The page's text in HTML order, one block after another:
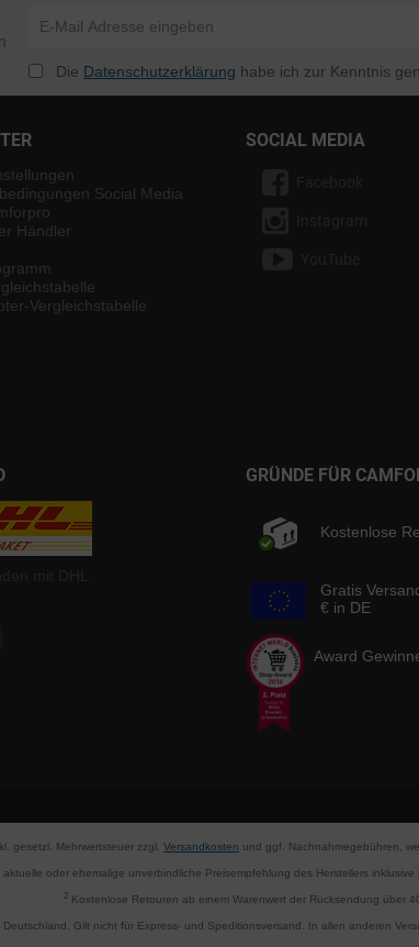
Die Datenschutzerklärung habe ich zur Kenntnis
Social Media
Händler
Vergleichstabelle
SOCIAL MEDIA
GRÜNDE FÜR
Kostenlose
Gratis
€ in DE
Award
gesetzl. Mehrwertsteuer zzgl. Versandkosten und ggf. Nachnahmegebühren,
aktuelle oder ehemalige unverbindliche Preisempfehlung des Herstellers inklusive
2Kostenlose Retouren ab einem Warenwert der Rücksendung über
Gilt nicht für Express- und Speditionsversand. In allen anderen